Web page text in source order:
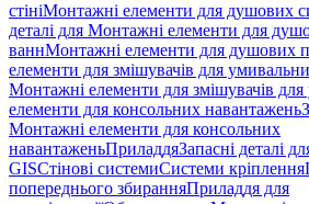
стініМонтажні елементи для душових
деталі для Монтажні елементи для
ваннМонтажні елементи для душових
елементи для змішувачів для
Монтажні елементи для змішувачів
елементи для консольних навантажень
Монтажні елементи для консольних
навантаженьПриладдяЗапасні деталі
GISСтінові системиСистеми кріплення
попереднього збиранняПриладдя для